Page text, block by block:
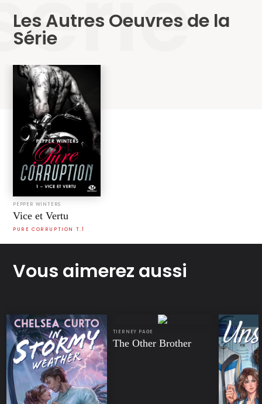
Les Autres Oeuvres de la
Série
PEPPER WINTERS
Vice et Vertu
PURE CORRUPTION T.1
Vous aimerez aussi
TIERNEY PAGE
The Other Brother